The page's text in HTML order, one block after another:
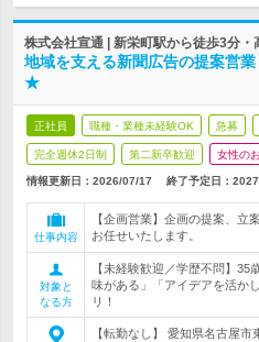
株式会社宣通 | 新栄町駅から徒歩3分
地域を支える新聞広告の提案営
★
正社員 職種・業種未経験OK 急募
完全週休2日制 第二新卒歓迎 女性の
情報更新日：2026/07/17 終了予定日：
仕事内容
【企画営業】企画の提案、立
お任せいたします。
対象と
なる方
【未経験歓迎／学歴不問】
味がある」「アイデアを活か
リ！
【転勤なし】 愛知県名古屋